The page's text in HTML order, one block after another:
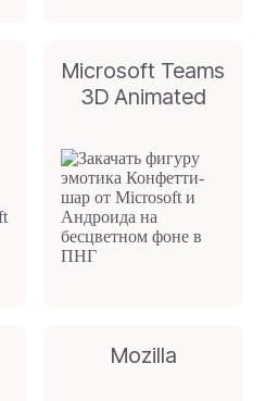
Microsoft Teams
3D Animated
Mozilla